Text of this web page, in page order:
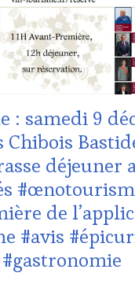
: samedi 9
Chibois
déjeuner
de
#avis